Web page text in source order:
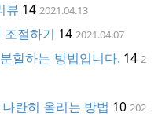
뷰 14 2021.04.13
조절하기 14 2021.04.07
할하는 방법입니다. 14 2
란히 올리는 방법 10202